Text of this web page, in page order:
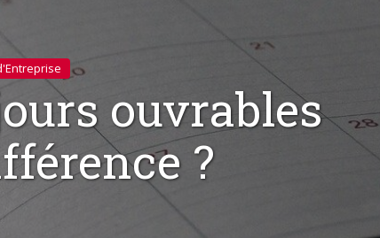
ouvrables
?